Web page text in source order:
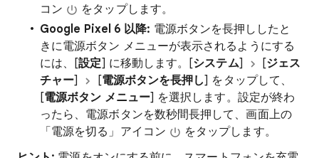
コン
をタップします。
Google Pixel 6 以降: 電源ボタンを長押ししたと
きに電源ボタン メニューが表示されるようにする
には、[設定] に移動します。[システム] [ジェス
チャー] [電源ボタンを長押し] をタップして、
[電源ボタン メニュー] を選択します。設定が終わ
ったら、電源ボタンを数秒間長押して、画面上の
「電源を切る」アイコン
をタップします。